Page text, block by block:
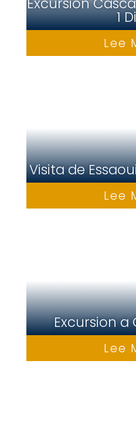
1
Lee
Visita de
Lee
Excursion a
Lee